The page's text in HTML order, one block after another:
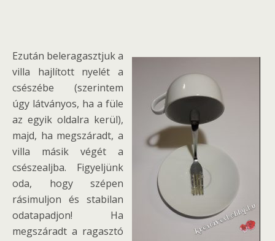
Ezután beleragasztjuk a
villa hajlított nyelét a
csészébe (szerintem
úgy látványos, ha a füle
az egyik oldalra kerül),
majd, ha megszáradt, a
villa másik végét a
csészealjba. Figyeljünk
oda, hogy szépen
rásimuljon és stabilan
odatapadjon! Ha
megszáradt a ragasztó